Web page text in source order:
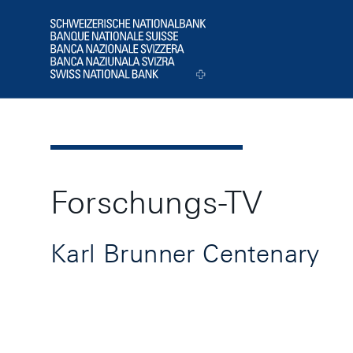
Logo
Forschungs-TV
Karl Brunner Centenary